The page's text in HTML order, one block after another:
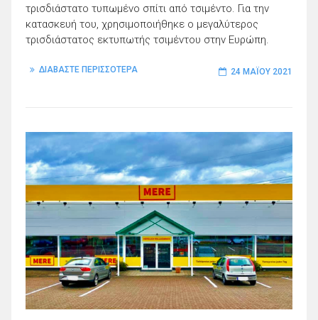
τρισδιάστατο τυπωμένο σπίτι από τσιμέντο. Για την
κατασκευή του, χρησιμοποιήθηκε ο μεγαλύτερος
τρισδιάστατος εκτυπωτής τσιμέντου στην Ευρώπη.
ΔΙΑΒΑΣΤΕ ΠΕΡΙΣΣΟΤΕΡΑ 24 ΜΑΪ́ΟΥ 2021